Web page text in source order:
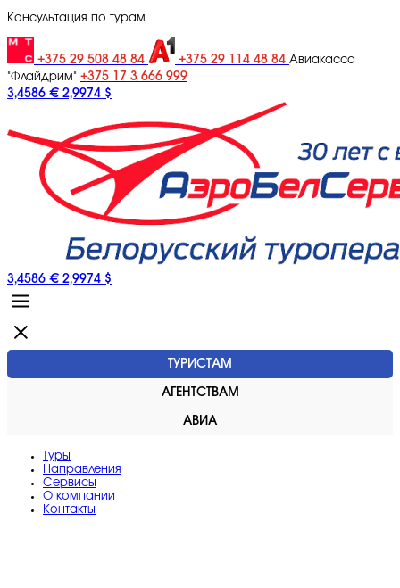
Консультация по турам
+375 29 508 48 84 +375 29 114 48 84 Авиакасса
"Флайдрим" +375 17 3 666 999
3,4586 € 2,9974 $
3,4586 € 2,9974 $
ТУРИСТАМ
АГЕНТСТВАМ
АВИА
Туры
Направления
Сервисы
O компании
Контакты